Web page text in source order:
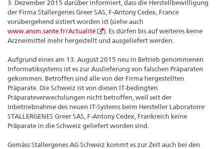
3. Dezember 2015 darüber informiert, dass die Herstellbewilligung
der Firma Stallergenes Greer SAS, F-Antony Cedex, France
vorübergehend sistiert worden ist (siehe auch
www.ansm.sante.fr/Actualité
). Es dürfen bis auf weiteres keine
Arzneimittel mehr hergestellt und ausgeliefert werden.
Aufgrund eines am 13. August 2015 neu in Betrieb genommenen
Informatiksystems ist es zur Auslieferung von falschen Präparaten
gekommen. Betroffen sind alle von der Firma hergestellten
Präparate. Die Schweiz ist von diesen IT-bedingten
Präparateverwechslungen nicht betroffen, weil seit der
Inbetriebnahme des neuen IT-Systems beim Hersteller Laboratoire
STALLERGENES Greer SAS, F-Antony Cedex, Frankreich keine
Präparate in die Schweiz geliefert worden sind.
Gemäss Stallergenes AG Schweiz kommt es zur Zeit auch bei den